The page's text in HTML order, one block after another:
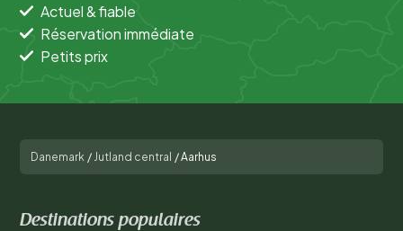
Actuel & fiable
Réservation immédiate
Petits prix
Danemark / Jutland central /Aarhus
Destinations populaires